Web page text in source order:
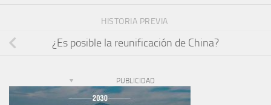
HISTORIA PREVIA
¿Es posible la reunificación de China?
PUBLICIDAD